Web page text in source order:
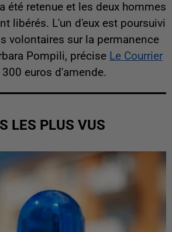
été retenue et les deux hommes
libérés. L'un d'eux est poursuivi
volontaires sur la permanence
Pompili, précise Le Courrier
euros d'amende.
LES PLUS VUS